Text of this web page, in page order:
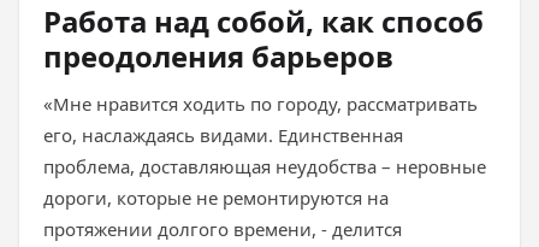
Работа над собой, как способ
преодоления барьеров
«Мне нравится ходить по городу, рассматривать
его, наслаждаясь видами. Единственная
проблема, доставляющая неудобства – неровные
дороги, которые не ремонтируются на
протяжении долгого времени, - делится